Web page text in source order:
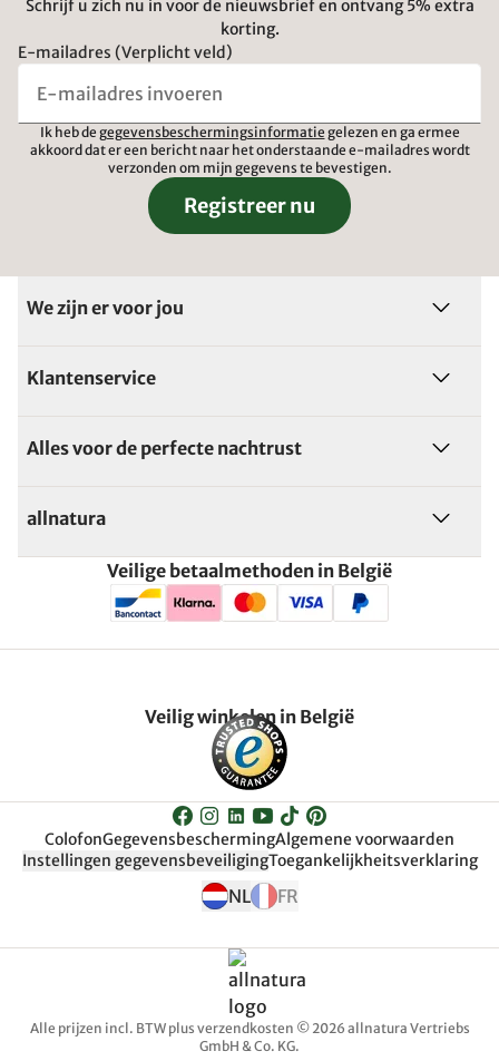
Schrijf u zich nu in voor de nieuwsbrief en ontvang 5% extra
korting.
E-mailadres (Verplicht veld)
Ik heb de gegevensbeschermingsinformatie gelezen en ga ermee
akkoord dat er een bericht naar het onderstaande e-mailadres wordt
verzonden om mijn gegevens te bevestigen.
Registreer nu
We zijn er voor jou
Klantenservice
Alles voor de perfecte nachtrust
allnatura
Veilige betaalmethoden in België
Veilig winkelen in België
ColofonGegevensbeschermingAlgemene voorwaarden
Instellingen gegevensbeveiligingToegankelijkheitsverklaring
NL FR
Alle prijzen incl. BTW plus verzendkosten © 2026 allnatura Vertriebs
GmbH & Co. KG.